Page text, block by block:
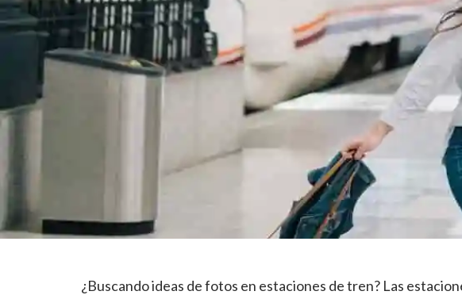
¿Buscando ideas de fotos en estaciones de tren? Las